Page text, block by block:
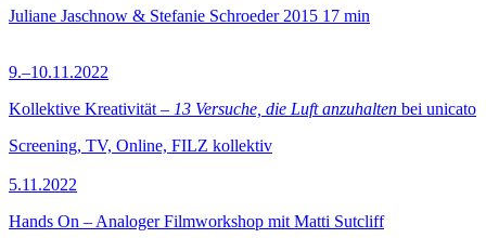
Juliane Jaschnow & Stefanie Schroeder 2015 17 min
9.–10.11.2022
Kollektive Kreativität – 13 Versuche, die Luft anzuhalten bei unicato
Screening, TV, Online, FILZ kollektiv
5.11.2022
Hands On – Analoger Filmworkshop mit Matti Sutcliff